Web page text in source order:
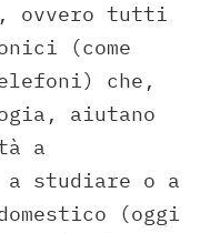
, ovvero tutti
(come
che,
aiutano
a
a studiare o a
(oggi